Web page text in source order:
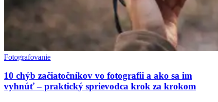
Fotografovanie
10 chýb začiatočníkov vo fotografii a ako sa im
vyhnúť – praktický sprievodca krok za krokom